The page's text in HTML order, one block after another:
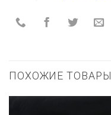
ПОХОЖИЕ ТОВАРЫ